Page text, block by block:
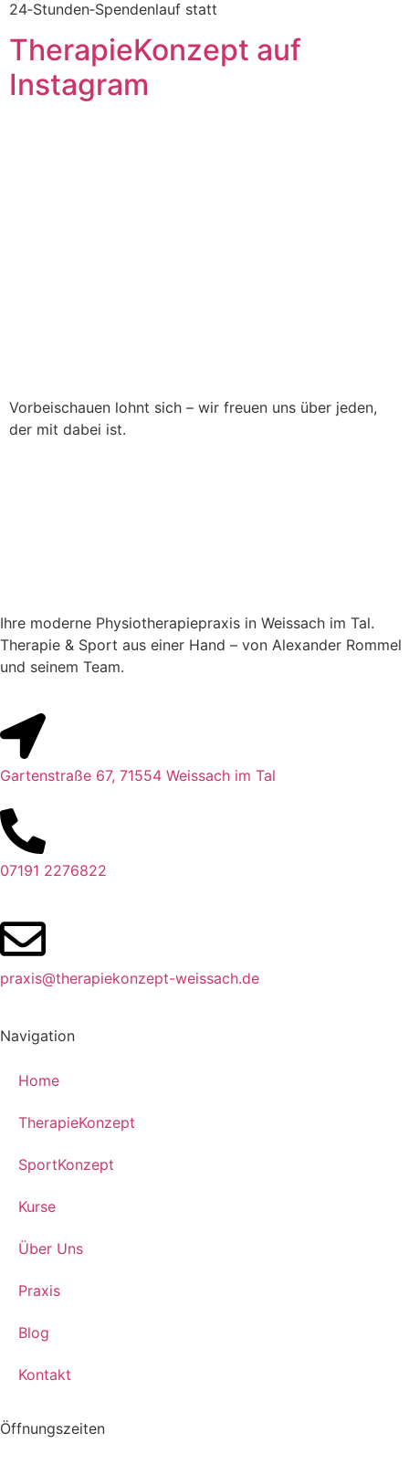
24‑Stunden‑Spendenlauf statt
TherapieKonzept auf
Instagram
Vorbeischauen lohnt sich – wir freuen uns über jeden,
der mit dabei ist.
Ihre moderne Physiotherapiepraxis in Weissach im Tal.
Therapie & Sport aus einer Hand – von Alexander Rommel
und seinem Team.
Gartenstraße 67, 71554 Weissach im Tal
07191 2276822
praxis@therapiekonzept-weissach.de
Navigation
Home
TherapieKonzept
SportKonzept
Kurse
Über Uns
Praxis
Blog
Kontakt
Öffnungszeiten